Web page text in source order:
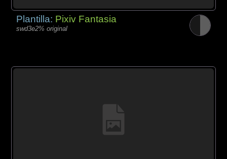
Plantilla: Pixiv Fantasia
swd3e2% original